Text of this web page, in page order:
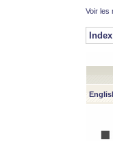
Voir les